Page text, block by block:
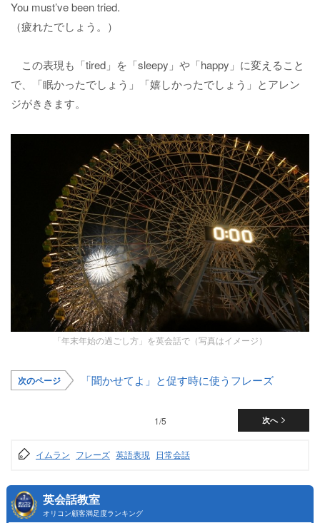
You must’ve been tried.
（疲れたでしょう。）
この表現も「tired」を「sleepy」や「happy」に変えること
で、「眠かったでしょう」「嬉しかったでしょう」とアレン
ジがききます。
「年末年始の過ごし方」を英会話で（写真はイメージ）
次のページ 「聞かせてよ」と促す時に使うフレーズ
次へ
1/5
イムラン フレーズ 英語表現 日常会話
英会話教室
オリコン顧客満足度ランキング